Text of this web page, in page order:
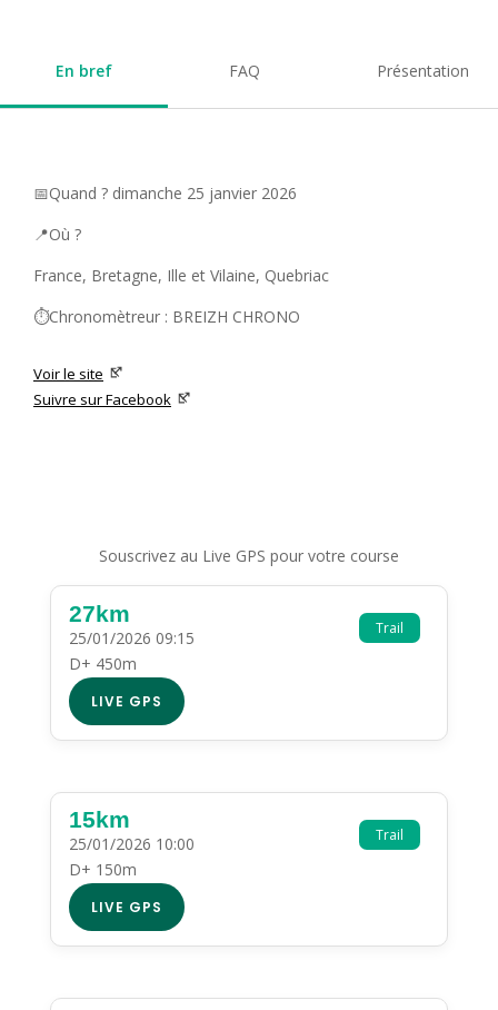
En bref FAQ Présentation
📅Quand ? dimanche 25 janvier 2026
📍Où ?
France, Bretagne, Ille et Vilaine, Quebriac
⏱️Chronomètreur : BREIZH CHRONO
Voir le site
Suivre sur Facebook
Souscrivez au Live GPS pour votre course
Trail
27km
25/01/2026 09:15
D+ 450m
LIVE GPS
Trail
15km
25/01/2026 10:00
D+ 150m
LIVE GPS